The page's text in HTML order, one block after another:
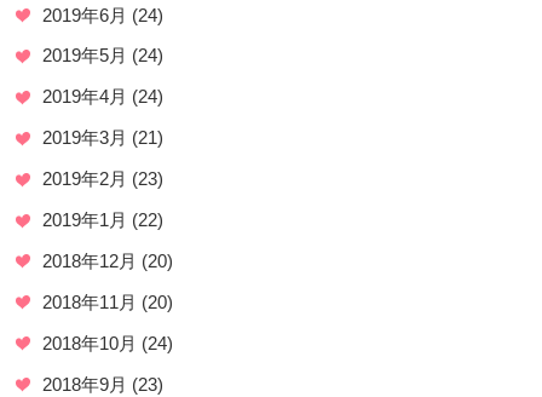
2019年6月 (24)
2019年5月 (24)
2019年4月 (24)
2019年3月 (21)
2019年2月 (23)
2019年1月 (22)
2018年12月 (20)
2018年11月 (20)
2018年10月 (24)
2018年9月 (23)